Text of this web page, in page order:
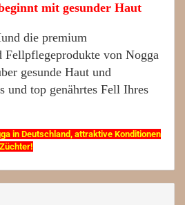
mit gesunder Haut
die premium
Fellpflegeprodukte von Nogga
gesunde Haut und
und top genährtes Fell Ihres
in Deutschland, attraktive Konditionen